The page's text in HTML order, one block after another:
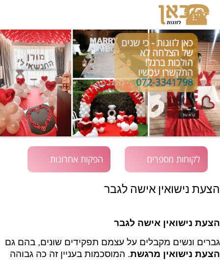
כאן לזוגות - כי שנים
של הצלחה לא
הולכות ברגל!
התקשרו עכשיו
072-3341798
קרא עוד
לקוחות מספרים הפקות אחרונות
הצעת נישואין אישה לגבר
הצעת נישואין אישה לגבר
גברים ונשים מקבלים על עצמם תפקידים שונים, בהם גם
הצעת נישואין מרגשת. המוסכמות בעניין זה כה גבוהה